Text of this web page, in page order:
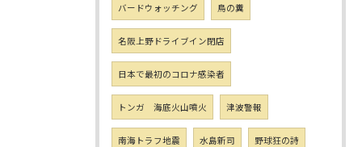
バードウォッチング 鳥の糞
名阪上野ドライブイン閉店
日本で最初のコロナ感染者
トンガ 海底火山噴火 津波警報
南海トラフ地震 水島新司 野球狂の詩